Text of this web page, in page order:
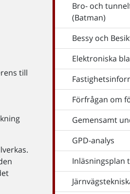
till
Bro- och
(Batman)
Bessy och
Elektroniska
Förfrågan om
Gemensamt
GPD-analys
Inläsningsplan